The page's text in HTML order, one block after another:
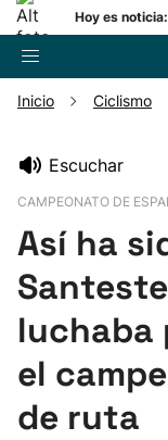
Hoy es noticia:
Pelota
Remo
Inicio Ciclismo
Escuchar
CAMPEONATO DE
Así ha
luchaba
el
de ruta